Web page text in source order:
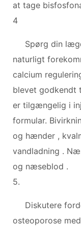
at tage
4
Spørg din
naturligt
calcium
blevet godkendt
er tilgængelig i
formular.
og hænder ,
vandladning .
og næseblod .
5.
Diskutere
osteoporose